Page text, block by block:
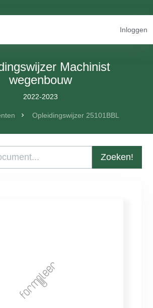
Inloggen
Machinist
wegenbouw
2022-2023
Opleidingswijzer 25101BBL
Zoeken!